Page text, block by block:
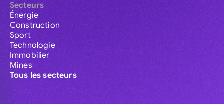
Secteurs
Énergie
Construction
Sport
Technologie
Immobilier
Mines
Tous les secteurs